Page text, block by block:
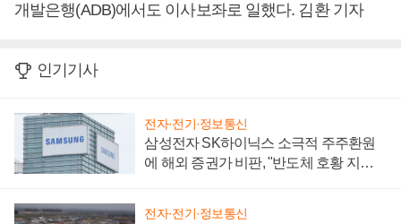
개발은행(ADB)에서도 이사보좌로 일했다. 김환 기자
인기기사
전자·전기·정보통신
삼성전자 SK하이닉스 소극적 주주환원
에 해외 증권가 비판, "반도체 호황 지속
전자·전기·정보통신